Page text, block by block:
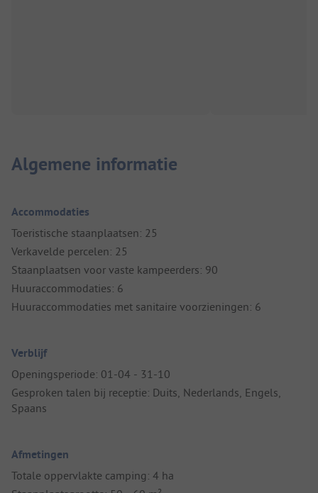
Algemene informatie
Accommodaties
Toeristische staanplaatsen: 25
Verkavelde percelen: 25
Staanplaatsen voor vaste kampeerders: 90
Huuraccommodaties: 6
Huuraccommodaties met sanitaire voorzieningen: 6
Verblijf
Openingsperiode: 01-04 - 31-10
Gesproken talen bij receptie: Duits, Nederlands, Engels,
Spaans
Afmetingen
Totale oppervlakte camping: 4 ha